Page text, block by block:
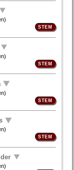
)
)
)
)
)